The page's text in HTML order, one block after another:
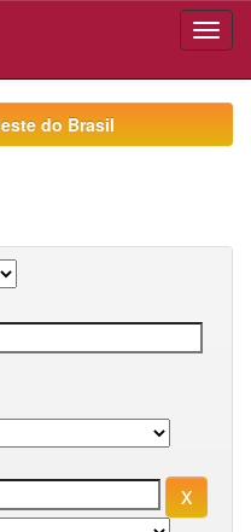
do Brasil